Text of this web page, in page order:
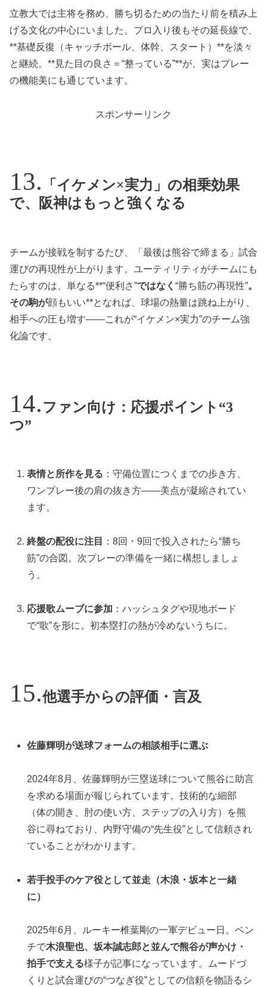
立教大では主将を務め、勝ち切るための当たり前を積み上
げる文化の中心にいました。プロ入り後もその延長線で、
**基礎反復（キャッチボール、体幹、スタート）**を淡々
と継続。**見た目の良さ＝“整っている”**が、実はプレー
の機能美にも通じています。
スポンサーリンク
「イケメン×実力」の相乗効果
で、阪神はもっと強くなる
チームが接戦を制するたび、「最後は熊谷で締まる」試合
運びの再現性が上がります。ユーティリティがチームにも
たらすのは、単なる**“便利さ”ではなく “勝ち筋の再現性”。
その駒が顔もいい**となれば、球場の熱量は跳ね上がり、
相手への圧も増す——これが“イケメン×実力”のチーム強
化論です。
ファン向け：応援ポイント“3
つ”
表情と所作を見る ：守備位置につくまでの歩き方、
ワンプレー後の肩の抜き方——美点が凝縮されてい
ます。
終盤の配役に注目
：8回・9回で投入されたら“勝ち
筋”の合図。次プレーの準備を一緒に構想しましょ
う。
応援歌ムーブに参加 ：ハッシュタグや現地ボード
で“歌”を形に。初本塁打の熱が冷めないうちに。
他選手からの評価・言及
佐藤輝明が送球フォームの相談相手に選ぶ
2024年8月、佐藤輝明が三塁送球について熊谷に助言
を求める場面が報じられています。技術的な細部
（体の開き、肘の使い方、ステップの入り方）を熊
谷に尋ねており、内野守備の“先生役”として信頼され
ていることがわかります。
若手投手のケア役として並走（木浪・坂本と一緒
に）
2025年6月、ルーキー椎葉剛の一軍デビュー日。ベン
チで木浪聖也、坂本誠志郎と並んで熊谷が声かけ・
拍手で支える様子が記事になっています。ムードづ
くりと試合運びの“つなぎ役”としての信頼を物語るシ